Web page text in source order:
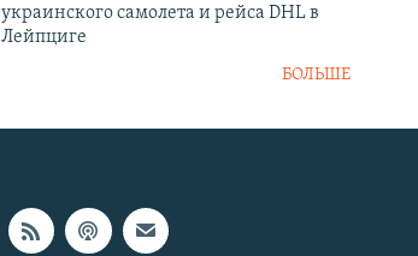
украинского самолета и рейса DHL в
Лейпциге
БОЛЬШЕ